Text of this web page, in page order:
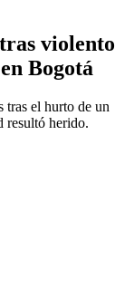
violento
Bogotá
tras el hurto de un
resultó herido.